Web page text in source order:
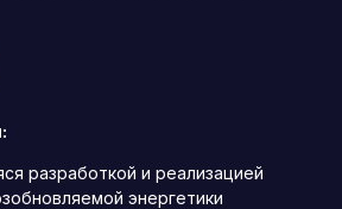
разработкой и реализацией
энергетики